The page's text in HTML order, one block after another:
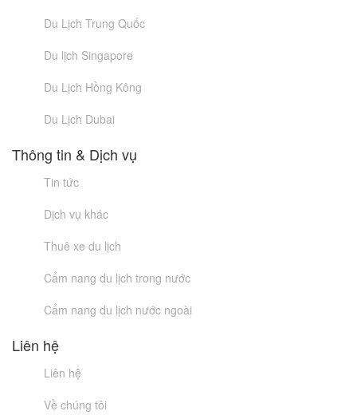
Du Lịch Trung Quốc
Du lịch Singapore
Du Lịch Hồng Kông
Du Lịch Dubai
Thông tin & Dịch vụ
Tin tức
Dịch vụ khác
Thuê xe du lịch
Cẩm nang du lịch trong nước
Cẩm nang du lịch nước ngoài
Liên hệ
Liên hệ
Về chúng tôi